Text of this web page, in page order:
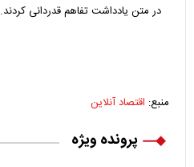
در متن یادداشت تفاهم قدردانی کردند.
منبع: اقتصاد آنلاین
پرونده ویژه